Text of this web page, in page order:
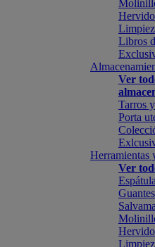
Libros
Ver
Tarros
Porta
Herramientas
Ver